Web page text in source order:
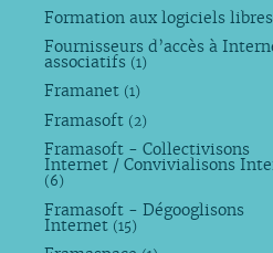
Formation aux logiciels libres
Fournisseurs d’accès à
associatifs (1)
Framanet (1)
Framasoft (2)
Framasoft - Collectivisons
Internet / Convivialisons
(6)
Framasoft - Dégooglisons
Internet (15)